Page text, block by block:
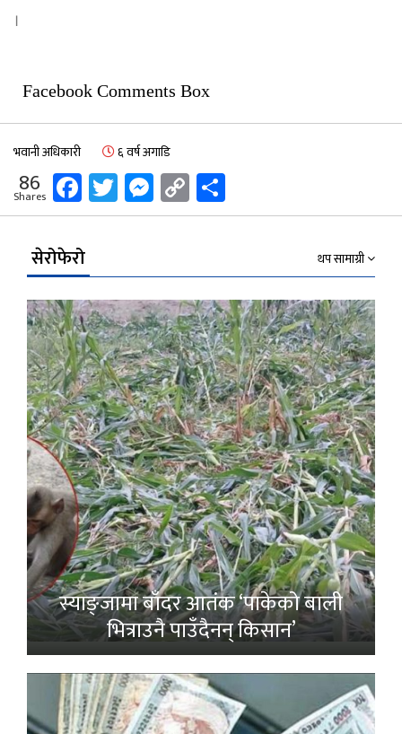
।
Facebook Comments Box
भवानी अधिकारी ६ वर्ष अगाडि
86
Shares Facebook
Twitter
Messenger
Copy
Link
सेरोफेरो थप सामाग्री
स्याङ्जामा बाँदर आतंक ‘पाकेको बाली
भित्राउनै पाउँदैनन् किसान’